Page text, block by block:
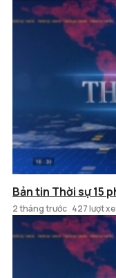
Bản tin Thời sự 15
2 tháng trước 427 lượt